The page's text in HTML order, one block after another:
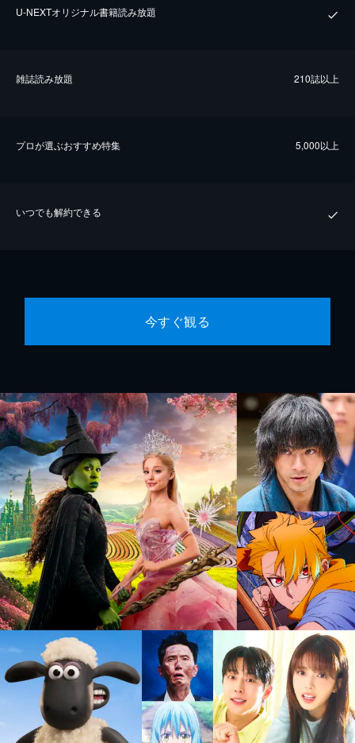
U-NEXTオリジナル書籍読み放題
雑誌読み放題 210誌以上
プロが選ぶおすすめ特集 5,000以上
いつでも解約できる
今すぐ観る